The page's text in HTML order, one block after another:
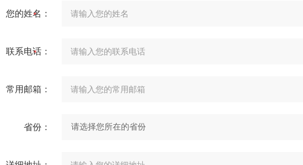
您的姓名：
联系电话：
常用邮箱：
省份：